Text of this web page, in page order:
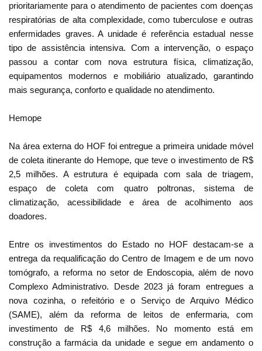
prioritariamente para o atendimento de pacientes com doenças
respiratórias de alta complexidade, como tuberculose e outras
enfermidades graves. A unidade é referência estadual nesse
tipo de assistência intensiva. Com a intervenção, o espaço
passou a contar com nova estrutura física, climatização,
equipamentos modernos e mobiliário atualizado, garantindo
mais segurança, conforto e qualidade no atendimento.
Hemope
Na área externa do HOF foi entregue a primeira unidade móvel
de coleta itinerante do Hemope, que teve o investimento de R$
2,5 milhões. A estrutura é equipada com sala de triagem,
espaço de coleta com quatro poltronas, sistema de
climatização, acessibilidade e área de acolhimento aos
doadores.
Entre os investimentos do Estado no HOF destacam-se a
entrega da requalificação do Centro de Imagem e de um novo
tomógrafo, a reforma no setor de Endoscopia, além de novo
Complexo Administrativo. Desde 2023 já foram entregues a
nova cozinha, o refeitório e o Serviço de Arquivo Médico
(SAME), além da reforma de leitos de enfermaria, com
investimento de R$ 4,6 milhões. No momento está em
construção a farmácia da unidade e segue em andamento o